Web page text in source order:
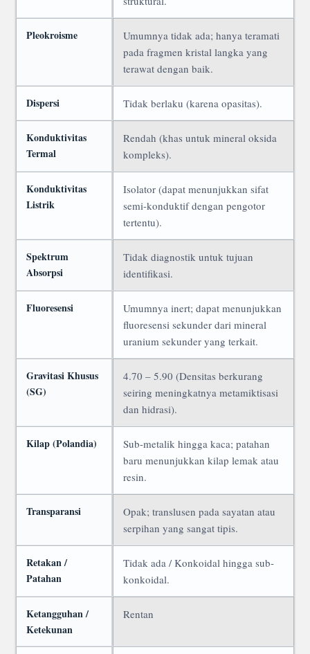
Pleokroisme
Umumnya tidak ada; hanya teramati
pada fragmen kristal langka yang
terawat dengan baik.
Dispersi Tidak berlaku (karena opasitas).
Konduktivitas
Termal
Rendah (khas untuk mineral oksida
kompleks).
Konduktivitas
Listrik
Isolator (dapat menunjukkan sifat
semi-konduktif dengan pengotor
tertentu).
Spektrum
Absorpsi
Tidak diagnostik untuk tujuan
identifikasi.
Fluoresensi
Umumnya inert; dapat menunjukkan
fluoresensi sekunder dari mineral
uranium sekunder yang terkait.
Gravitasi Khusus
(SG)
4.70 – 5.90 (Densitas berkurang
seiring meningkatnya metamiktisasi
dan hidrasi).
Kilap (Polandia)
Sub-metalik hingga kaca; patahan
baru menunjukkan kilap lemak atau
resin.
Transparansi
Opak; translusen pada sayatan atau
serpihan yang sangat tipis.
Retakan /
Patahan
Tidak ada / Konkoidal hingga sub-
konkoidal.
Ketangguhan /
Ketekunan
Rentan